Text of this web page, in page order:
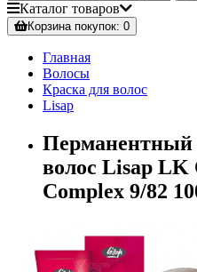
Каталог товаров
Корзинапокупок: 0
Главная
Волосы
Краска для волос
Lisap
Перманентный
волос Lisap
Complex 9/82